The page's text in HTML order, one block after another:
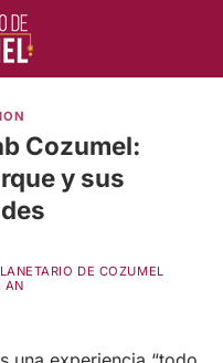
Cozumel:
y sus
DE COZUMEL
AN